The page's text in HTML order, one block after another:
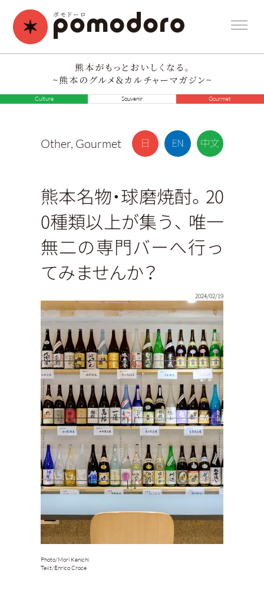
Culture Souvenir Gourmet
Other, Gourmet
熊本名物・球磨焼酎。20
0種類以上が集う、 唯一
無二の専門バーへ行っ
てみませんか？
2024/02/19
Photo/Mori Kenichi
Text/Enrico Croce